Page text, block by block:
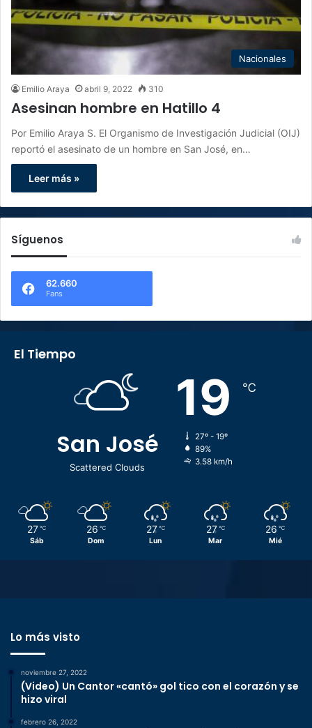
Nacionales
Emilio Araya abril 9, 2022 310
Asesinan hombre en Hatillo 4
Por Emilio Araya S. El Organismo de Investigación Judicial (OIJ)
reportó el asesinato de un hombre en San José, en…
Leer más »
Síguenos
62.660
Fans
El Tiempo
San José
Scattered Clouds
19 ℃
27º - 19º
89%
3.58 km/h
27 ℃
Sáb
26 ℃
Dom
27 ℃
Lun
27 ℃
Mar
26 ℃
Mié
Lo más visto
noviembre 27, 2022
(Video) Un Cantor «cantó» gol tico con el corazón y se
hizo viral
febrero 26, 2022